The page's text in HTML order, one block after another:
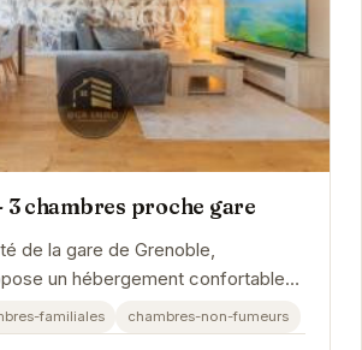
3 chambres proche gare
de la gare de Grenoble,
un hébergement confortable
Cet appartement de 3 chambres est
familiales chambres-non-fumeurs